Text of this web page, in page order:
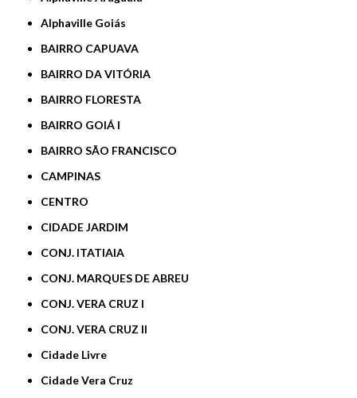
Alphaville Goiás
BAIRRO CAPUAVA
BAIRRO DA VITÓRIA
BAIRRO FLORESTA
BAIRRO GOIÁ I
BAIRRO SÃO FRANCISCO
CAMPINAS
CENTRO
CIDADE JARDIM
CONJ. ITATIAIA
CONJ. MARQUES DE ABREU
CONJ. VERA CRUZ I
CONJ. VERA CRUZ II
Cidade Livre
Cidade Vera Cruz